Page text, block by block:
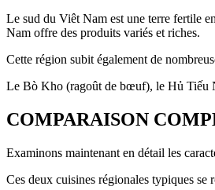
Le sud du Viêt Nam est une terre fertile
Nam offre des produits variés et riches.
Cette région subit également de
Le Bò Kho (ragoût de bœuf), le Hủ Tiếu
COMPARAISON
Examinons maintenant en détail les
Ces deux cuisines régionales typiques se